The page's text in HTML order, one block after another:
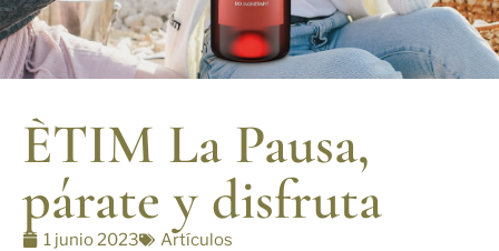
ÈTIM La Pausa,
párate y disfruta
1 junio 2023 Artículos